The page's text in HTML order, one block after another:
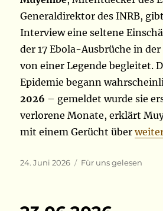
Generaldirektor des INRB,
Interview eine seltene
der 17 Ebola-Ausbrüche in
von einer Legende begleitet.
Epidemie begann
2026 – gemeldet wurde sie
verlorene Monate, erklärt
mit einem Gerücht über
Veröffentlicht
24. Juni 2026 Kategorien
Für uns gelesen